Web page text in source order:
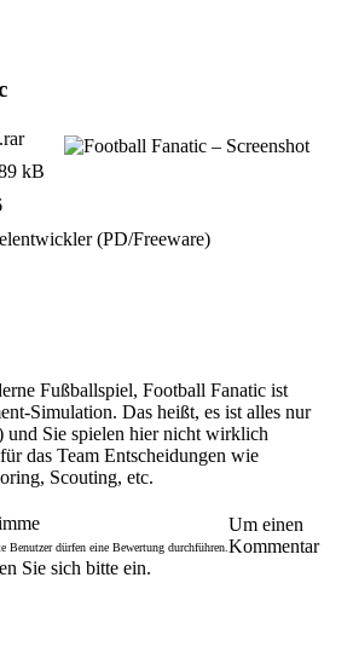
kB
(PD/Freeware)
Fußballspiel, Football Fanatic ist
Simulation. Das heißt, es ist alles nur
und Sie spielen hier nicht wirklich
das Team Entscheidungen wie
Scouting, etc.
Benutzer dürfen eine Bewertung durchführen.
Um einen
Kommentar
Sie sich bitte ein.